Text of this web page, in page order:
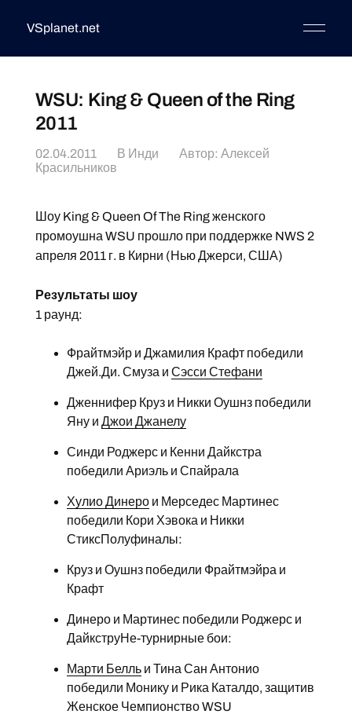
VSplanet.net
WSU: King & Queen of the Ring
2011
02.04.2011 В Инди Автор: Алексей
Красильников
Шоу King & Queen Of The Ring женского
промоушна WSU прошло при поддержке NWS 2
апреля 2011 г. в Кирни (Нью Джерси, США)
Результаты шоу
1 раунд:
Фрайтмэйр и Джамилия Крафт победили
Джей.Ди. Смуза и Сэсси Стефани
Дженнифер Круз и Никки Оушнз победили
Яну и Джои Джанелу
Синди Роджерс и Кенни Дайкстра
победили Ариэль и Спайрала
Хулио Динерои Мерседес Мартинес
победили Кори Хэвока и Никки
СтиксПолуфиналы:
Круз и Оушнз победили Фрайтмэйра и
Крафт
Динеро и Мартинес победили Роджерс и
ДайкструНе-турнирные бои:
Марти Белльи Тина Сан Антонио
победили Монику и Рика Каталдо, защитив
Женское Чемпионство WSU